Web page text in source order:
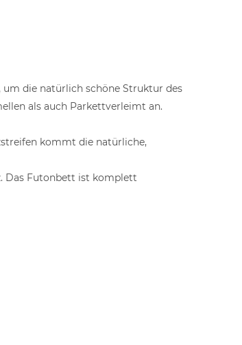
um die natürlich schöne Struktur des
als auch Parkettverleimt an.
kommt die natürliche,
Das Futonbett ist komplett